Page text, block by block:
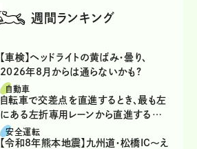
週間ランキング
【車検】ヘッドライトの黄ばみ・曇り、
2026年8月からは通らないかも?
自動車
自転車で交差点を直進するとき、最も左
にある左折専用レーンから直進するの
は、違反？
安全運転
【令和8年熊本地震】九州道・松橋IC～え